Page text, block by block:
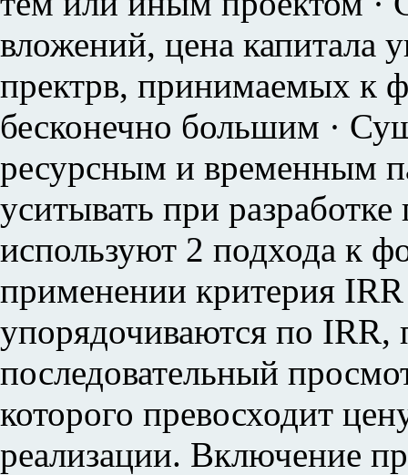
вложений, цена капитала
пректрв, принимаемых к
бесконечно большим ·
ресурсным и временным
уситывать при
используют 2 подхода к
применении критерия
упорядочиваются по IRR,
последовательный
которого превосходит
реализации. Включение